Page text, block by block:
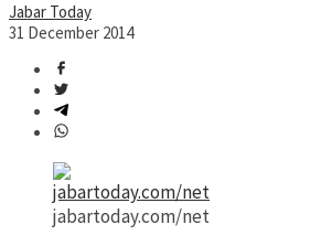
Jabar Today
31 December 2014
jabartoday.com/net